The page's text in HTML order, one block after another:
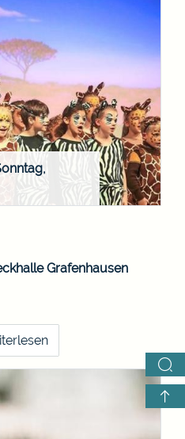
Grafenhausen